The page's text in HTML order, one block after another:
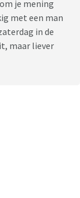
je mening
met een man
in de
maar liever